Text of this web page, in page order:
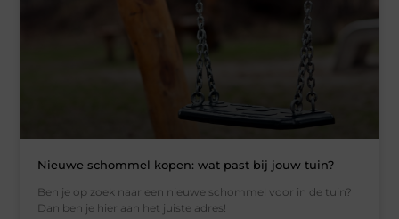
Nieuwe schommel kopen: wat past bij jouw tuin?
Ben je op zoek naar een nieuwe schommel voor in de tuin?
Dan ben je hier aan het juiste adres!